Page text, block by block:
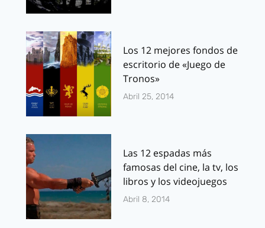
Los 12 mejores fondos de
escritorio de «Juego de
Tronos»
Abril 25, 2014
Las 12 espadas más
famosas del cine, la tv, los
libros y los videojuegos
Abril 8, 2014